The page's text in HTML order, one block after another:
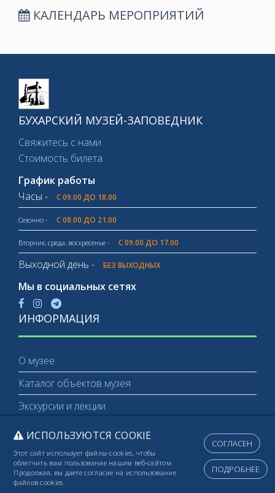
КАЛЕНДАРЬ МЕРОПРИЯТИЙ
БУХАРСКИЙ МУЗЕЙ-ЗАПОВЕДНИК
Свяжитесь с нами
Стоимость билета
График работы
Часы -
С 09.00 ДО 18.00
Сезонно - С 08.00 ДО 21.00
Вторник, среда, воскресенье - С 09.00 ДО 17.00
Выходной день - БЕЗ ВЫХОДНЫХ
Мы в социальных сетях
ИНФОРМАЦИЯ
О музее
Каталог объектов музея
Экскурсии и лекции
(C) 2019 Бухарский Музей-Заповедник
ИСПОЛЬЗУЮТСЯ COOKIE
Этот сайт использует файлы-cookies, чтобы
облегчить вам пользование нашим веб-сайтом.
Продолжая, вы даете согласие на использование
файлов cookies.
СОГЛАСЕН
ПОДРОБНЕЕ